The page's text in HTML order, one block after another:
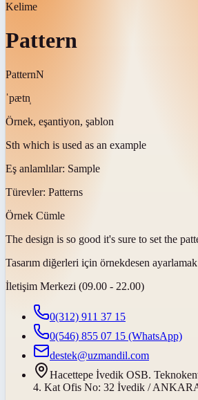
Kelime
Pattern
PatternN
ˈpætn̩
Örnek, eşantiyon, şablon
Sth which is used as an example
Eş anlamlılar: Sample
Türevler: Patterns
Örnek Cümle
The design is so good it's sure to set the
Tasarım diğerleri için örnekdesen
İletişim Merkezi (09.00 - 22.00)
0(312) 911 37 15
0(546) 855 07 15 (WhatsApp)
destek@uzmandil.com
Hacettepe İvedik OSB.
4. Kat Ofis No: 32 İvedik /